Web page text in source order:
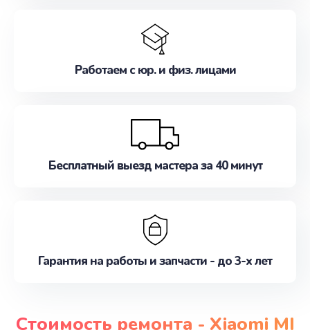
Работаем с юр. и физ. лицами
Бесплатный выезд мастера за 40 минут
Гарантия на работы и запчасти - до 3-х лет
Стоимость ремонта - Xiaomi MI